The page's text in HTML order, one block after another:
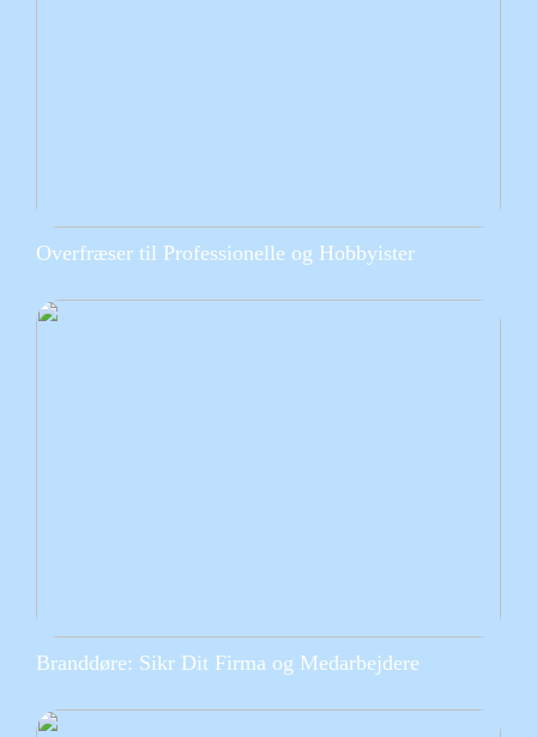
Overfræser til Professionelle og Hobbyister
Branddøre: Sikr Dit Firma og Medarbejdere